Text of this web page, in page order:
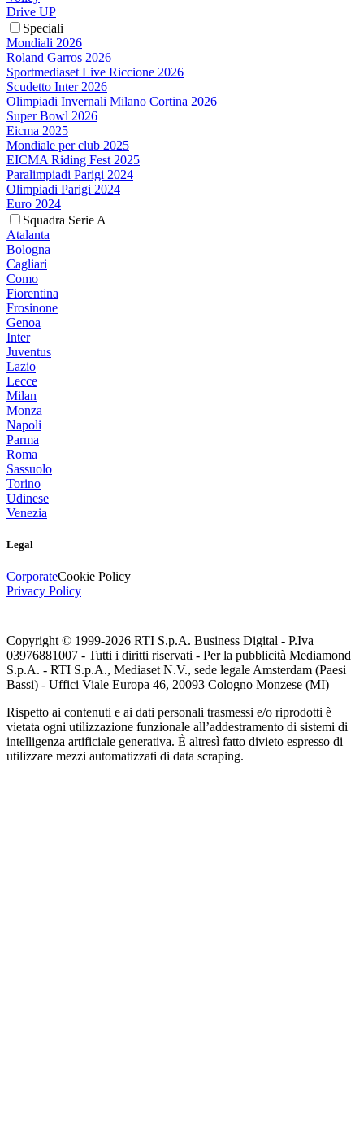
Drive UP
Speciali
Mondiali 2026
Roland Garros 2026
Sportmediaset Live Riccione 2026
Scudetto Inter 2026
Olimpiadi Invernali Milano Cortina 2026
Super Bowl 2026
Eicma 2025
Mondiale per club 2025
EICMA Riding Fest 2025
Paralimpiadi Parigi 2024
Olimpiadi Parigi 2024
Euro 2024
Squadra Serie A
Atalanta
Bologna
Cagliari
Como
Fiorentina
Frosinone
Genoa
Inter
Juventus
Lazio
Lecce
Milan
Monza
Napoli
Parma
Roma
Sassuolo
Torino
Udinese
Venezia
Legal
CorporateCookie Policy
Privacy Policy
Copyright © 1999-2026 RTI S.p.A. Business Digital - P.Iva
03976881007 - Tutti i diritti riservati - Per la pubblicità Mediamond
S.p.A. - RTI S.p.A., Mediaset N.V., sede legale Amsterdam (Paesi
Bassi) - Uffici Viale Europa 46, 20093 Cologno Monzese (MI)
Rispetto ai contenuti e ai dati personali trasmessi e/o riprodotti è
vietata ogni utilizzazione funzionale all’addestramento di sistemi di
intelligenza artificiale generativa. È altresì fatto divieto espresso di
utilizzare mezzi automatizzati di data scraping.